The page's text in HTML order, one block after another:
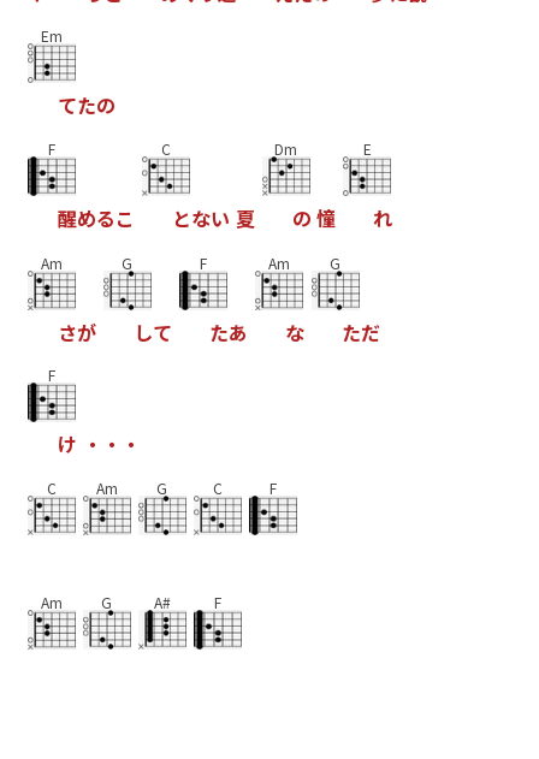
Em
てたの
F
醒めるこ
C
とない 夏
Dm
の 憧
E
れ
Am
さが
G
して
F
たあ
Am
な
G
ただ
F
け ・ ・ ・
C Am G C F
Am G A# F